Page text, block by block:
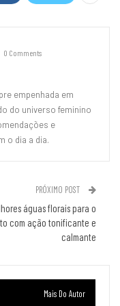
0 Comments
empenhada em
do universo feminino
e
o dia a dia.
PRÓXIMO POST
águas florais para o
com ação tonificante e
calmante
Mais Do Autor